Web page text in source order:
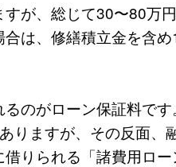
が、総じて30〜80万
は、修繕積立金を含
のがローン保証料で
りますが、その反面、
りられる「諸費用ロ